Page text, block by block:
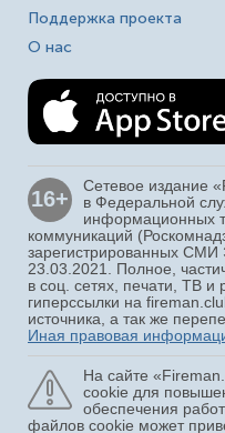
Поддержка проекта
О нас
16+
Сетевое издание
в Федеральной
информационных
коммуникаций
зарегистрированных
23.03.2021. Полное,
в соц. сетях, печати, ТВ и
гиперссылки на
источника, а так же
Иная правовая
На сайте
cookie для
обеспечения
файлов cookie может